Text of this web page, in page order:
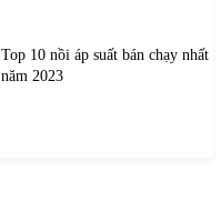
Top 10 nồi áp suất bán chạy nhất
năm 2023